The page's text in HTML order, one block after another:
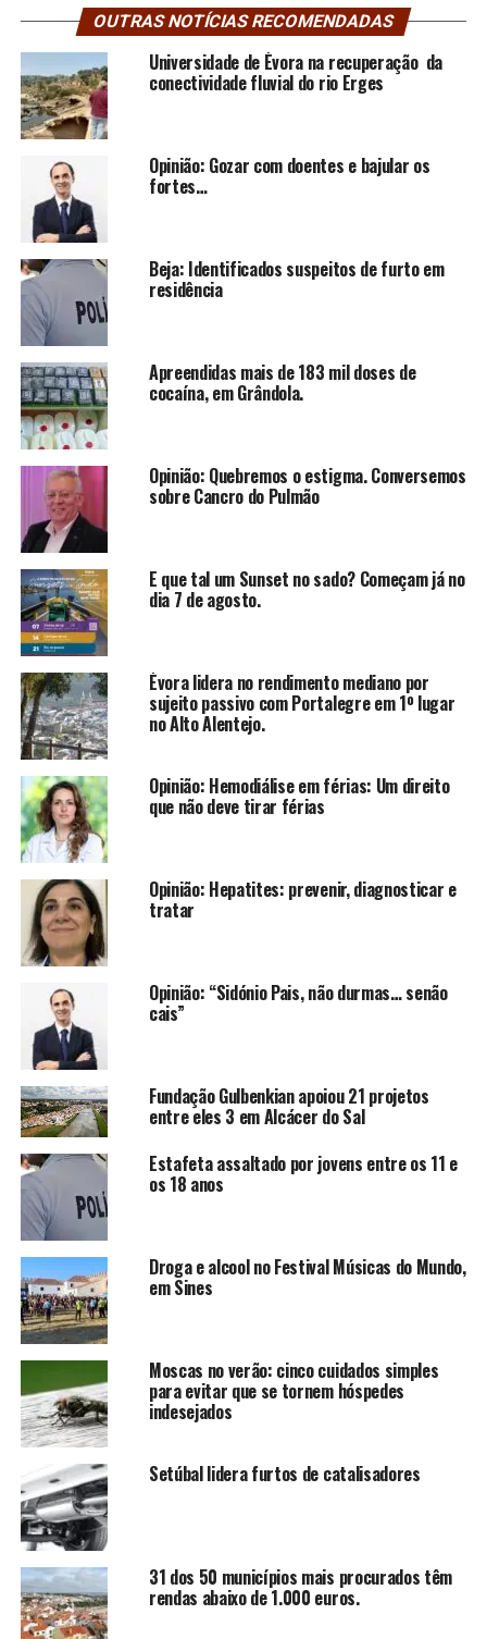
OUTRAS NOTÍCIAS RECOMENDADAS
Universidade de Évora na recuperação da
conectividade fluvial do rio Erges
Opinião: Gozar com doentes e bajular os
fortes…
Beja: Identificados suspeitos de furto em
residência
Apreendidas mais de 183 mil doses de
cocaína, em Grândola.
Opinião: Quebremos o estigma. Conversemos
sobre Cancro do Pulmão
E que tal um Sunset no sado? Começam já no
dia 7 de agosto.
Évora lidera no rendimento mediano por
sujeito passivo com Portalegre em 1º lugar
no Alto Alentejo.
Opinião: Hemodiálise em férias: Um direito
que não deve tirar férias
Opinião: Hepatites: prevenir, diagnosticar e
tratar
Opinião: “Sidónio Pais, não durmas… senão
cais”
Fundação Gulbenkian apoiou 21 projetos
entre eles 3 em Alcácer do Sal
Estafeta assaltado por jovens entre os 11 e
os 18 anos
Droga e alcool no Festival Músicas do Mundo,
em Sines
Moscas no verão: cinco cuidados simples
para evitar que se tornem hóspedes
indesejados
Setúbal lidera furtos de catalisadores
31 dos 50 municípios mais procurados têm
rendas abaixo de 1.000 euros.